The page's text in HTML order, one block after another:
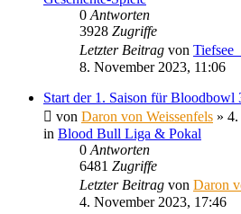
0 Antworten
3928 Zugriffe
Letzter Beitrag von
8. November 2023, 11:06
Start der 1. Saison für Bloodbowl
von Daron von Weissenfels » 4.
in Blood Bull Liga & Pokal
0 Antworten
6481 Zugriffe
Letzter Beitrag von Daron
4. November 2023, 17:46